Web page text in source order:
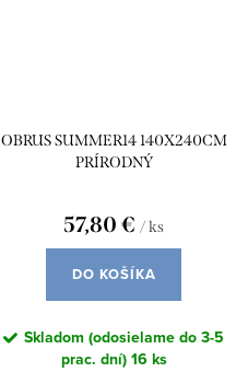
OBRUS SUMMER14 140X240CM
PRÍRODNÝ
57,80 € / ks
DO KOŠÍKA
Skladom (odosielame do 3-5
prac. dní)16 ks